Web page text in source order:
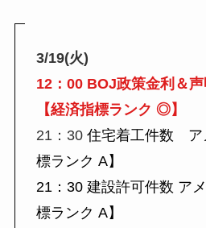
3/19(火)
12：00 BOJ政策金利＆
【経済指標ランク ◎】
21：30住宅着工件数 ア
標ランク A】
21：30 建設許可件数 ア
標ランク A】